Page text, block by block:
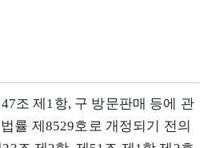
조 제1항, 구 방문판매 등에 관
률 제8529호로 개정되기 전의